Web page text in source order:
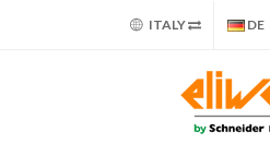
ITALY DE